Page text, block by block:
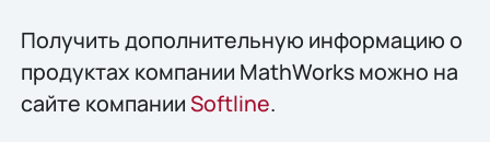
Получить дополнительную информацию о
продуктах компании MathWorks можно на
сайте компанииSoftline.